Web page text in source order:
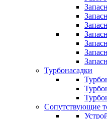
Турбонасадки
Сопутствующие